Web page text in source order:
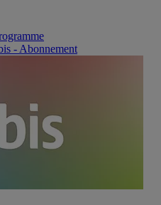
- Abonnement